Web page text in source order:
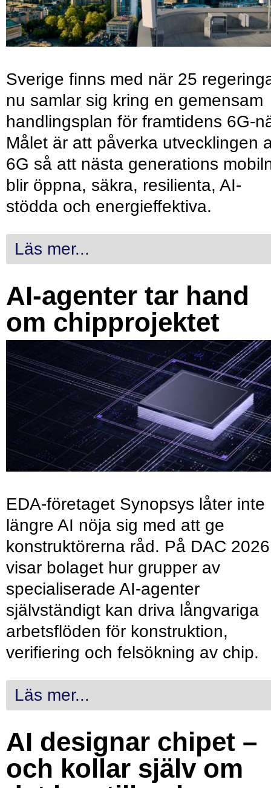
Sverige finns med när 25
nu samlar sig kring en gemensam
handlingsplan för framtidens 6G-
Målet är att påverka utvecklingen
6G så att nästa generations
blir öppna, säkra, resilienta, AI-
stödda och energieffektiva.
Läs mer...
AI-agenter tar hand
om chipprojektet
EDA-företaget Synopsys låter inte
längre AI nöja sig med att ge
konstruktörerna råd. På DAC 2026
visar bolaget hur grupper av
specialiserade AI-agenter
självständigt kan driva långvariga
arbetsflöden för konstruktion,
verifiering och felsökning av chip.
Läs mer...
AI designar chipet –
och kollar själv om